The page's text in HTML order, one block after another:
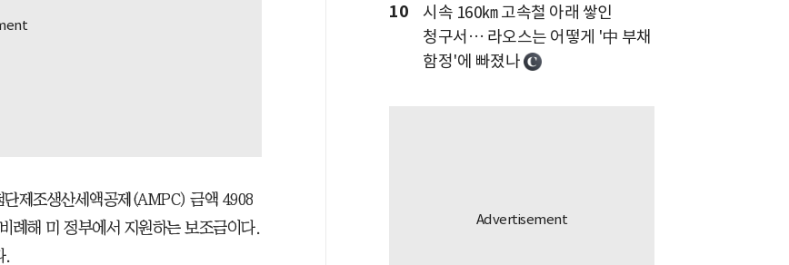
제조생산세액공제(AMPC) 금액 4908
례해 미 정부에서 지원하는 보조금이다.
.
10
시속 160㎞ 고속철 아래 쌓인
청구서… 라오스는 어떻게 '中 부채
함정'에 빠졌나